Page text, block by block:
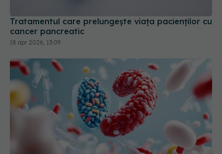
Tratamentul care prelungește viața pacienților cu
cancer pancreatic
18 apr 2026, 13:09